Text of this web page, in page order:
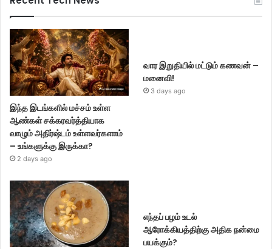
இந்த இடங்களில் மச்சம் உள்ள
ஆண்கள் சக்கரவர்த்தியாக
வாழும் அதிர்ஷ்டம் உள்ளவர்களாம்
– உங்களுக்கு இருக்கா?
2 days ago
வார இறுதியில் மட்டும் கணவன் –
மனைவி!
3 days ago
எந்தப் பழம் உடல்
ஆரோக்கியத்திற்கு அதிக நன்மை
பயக்கும்?